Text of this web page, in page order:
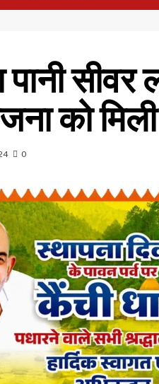
सीवर
को
0